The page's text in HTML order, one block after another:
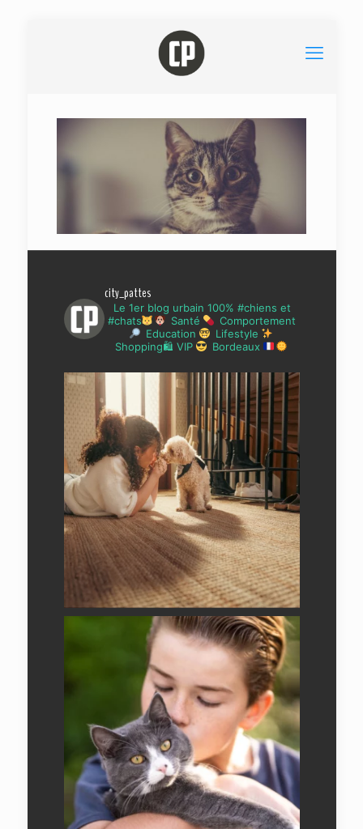
city_pattes
Le 1er blog urbain 100% #chiens et
#chats
Santé
Comportement
Education
Lifestyle
Shopping🛍 VIP
Bordeaux